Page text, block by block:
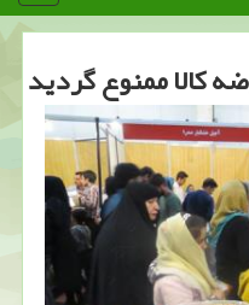
كالا ممنوع گردید